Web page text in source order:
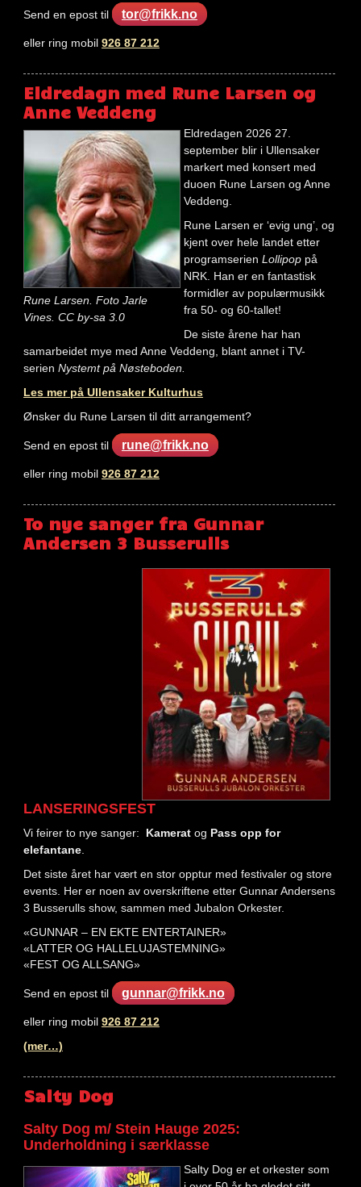
Send en epost til tor@frikk.no
eller ring mobil 926 87 212
Eldredagn med Rune Larsen og
Anne Veddeng
Rune Larsen. Foto Jarle
Vines. CC by-sa 3.0
Eldredagen 2026 27.
september blir i Ullensaker
markert med konsert med
duoen Rune Larsen og Anne
Veddeng.
Rune Larsen er ‘evig ung’, og
kjent over hele landet etter
programserienLollipop på
NRK. Han er en fantastisk
formidler av populærmusikk
fra 50- og 60-tallet!
De siste årene har han
samarbeidet mye med Anne Veddeng, blant annet i TV-
serien Nystemt på Nøsteboden.
Les mer på Ullensaker Kulturhus
Ønsker du Rune Larsen til ditt arrangement?
Send en epost til rune@frikk.no
eller ring mobil 926 87 212
To nye sanger fra Gunnar
Andersen 3 Busserulls
LANSERINGSFEST
Vi feirer to nye sanger: Kameratog Pass opp for
elefantane.
Det siste året har vært en stor opptur med festivaler og store
events. Her er noen av overskriftene etter Gunnar Andersens
3 Busserulls show, sammen med Jubalon Orkester.
«GUNNAR – EN EKTE ENTERTAINER»
«LATTER OG HALLELUJASTEMNING»
«FEST OG ALLSANG»
Send en epost til gunnar@frikk.no
eller ring mobil 926 87 212
(mer…)
Salty Dog
Salty Dog m/ Stein Hauge 2025:
Underholdning i særklasse
Salty Dog er et orkester som